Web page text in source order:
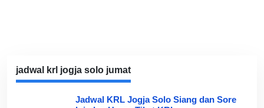
jadwal krl jogja solo jumat
Jadwal KRL Jogja Solo Siang dan Sore